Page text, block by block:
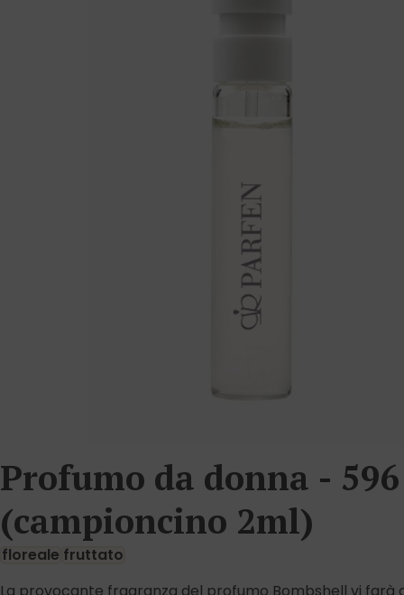
Profumo da donna - ­596
(campioncino 2ml)
floreale fruttato
La provocante fragranza del profumo Bombshell vi farà